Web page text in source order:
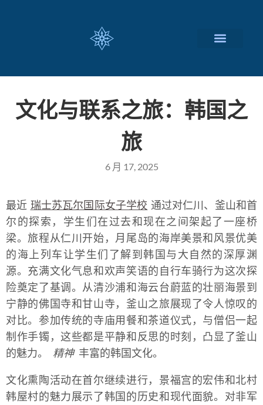
文化与联系之旅：韩国之
旅
6 月 17, 2025
最近 瑞士苏瓦尔国际女子学校 通过对仁川、釜山和首
尔的探索，学生们在过去和现在之间架起了一座桥
梁。旅程从仁川开始，月尾岛的海岸美景和风景优美
的海上列车让学生们了解到韩国与大自然的深厚渊
源。充满文化气息和欢声笑语的自行车骑行为这次探
险奠定了基调。从清沙浦和海云台蔚蓝的壮丽海景到
宁静的佛国寺和甘山寺，釜山之旅展现了令人惊叹的
对比。参加传统的寺庙用餐和茶道仪式，与僧侣一起
制作手镯，这些都是平静和反思的时刻，凸显了釜山
的魅力。
精神 丰富的韩国文化。
文化熏陶活动在首尔继续进行，景福宫的宏伟和北村
韩屋村的魅力展示了韩国的历史和现代面貌。对非军